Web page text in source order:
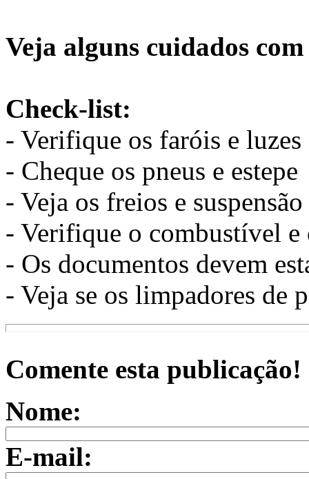
Veja alguns cuidados
Check-list:
- Verifique os faróis e luzes
- Cheque os pneus e estepe
- Veja os freios e suspensão
- Verifique o combustível e
- Os documentos devem
- Veja se os limpadores de
Comente esta publicação!
Nome:
E-mail: